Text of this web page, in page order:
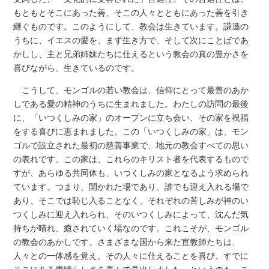
もともとそこにあった善、そこの人々とともにあった善を引き
継ぐものです。このようにして、教会は生きています。謙遜の
うちに、イエスの愛を、まず生き方で、そして次にことばであ
かしし、主と兄弟姉妹たちに仕えるという教会の真の豊かさを
喜びながら、生きているのです。
こうして、モンゴルの若い教会は、信仰にとって最善のあか
しである愛の精神のうちに生まれました。わたしの訪問の最後
に、「いつくしみの家」のオープンに立ち会い、その家を祝福
をする喜びに恵まれました。この「いつくしみの家」は、モン
ゴルで設立された最初の慈善事業で、地元の教会すべての思い
の表れです。この家は、これらのキリスト者を代表するもので
すが、あらゆる共同体も、いつくしみの家となるよう求められ
ています。つまり、開かれた場であり、誰でも迎え入れる場で
あり、そこでは恥じ入ることなく、それぞれの苦しみが神のい
つくしみに迎え入れられ、そのいつくしみによって、沈んだ気
持ちが晴れ、癒されていく場なのです。これこそが、モンゴル
の教会のあかしです。さまざまな国から来た宣教師たちは、
人々との一体感を覚え、その人々に仕えることを喜び、すでに